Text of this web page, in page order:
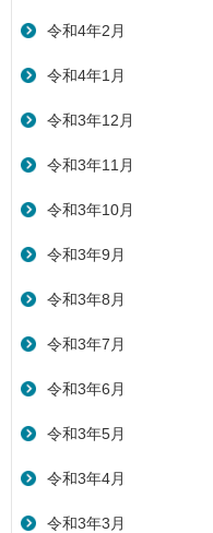
令和4年2月
令和4年1月
令和3年12月
令和3年11月
令和3年10月
令和3年9月
令和3年8月
令和3年7月
令和3年6月
令和3年5月
令和3年4月
令和3年3月